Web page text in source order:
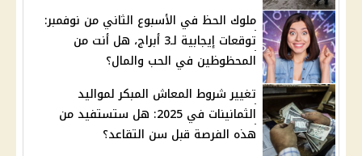
ملوك الحظ في الأسبوع الثاني من نوفمبر:
توقعات إيجابية لـ3 أبراج، هل أنت من
المحظوظين في الحب والمال؟
تغيير شروط المعاش المبكر لمواليد
الثمانينات في 2025: هل ستستفيد من
هذه الفرصة قبل سن التقاعد؟